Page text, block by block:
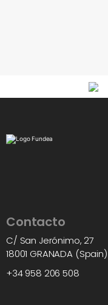
Contacto
C/ San Jerónimo, 27
18001 GRANADA (Spain)
+34 958 206 508